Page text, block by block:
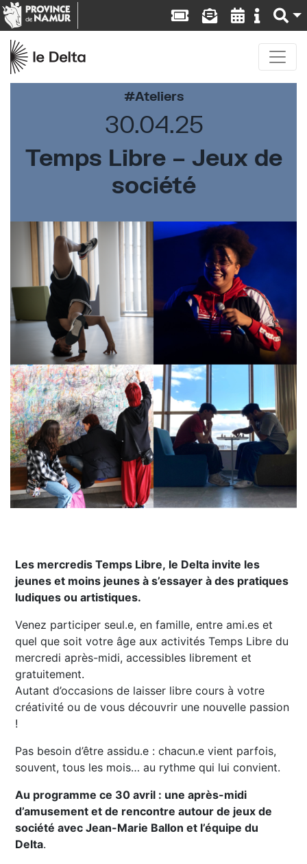
Ateliers
30.04.25
Temps Libre – Jeux de
société
Les mercredis Temps Libre, le Delta invite les
jeunes et moins jeunes à s’essayer à des pratiques
ludiques ou artistiques.
Venez participer seul.e, en famille, entre ami.es et
quel que soit votre âge aux activités Temps Libre du
mercredi après-midi, accessibles librement et
gratuitement.
Autant d’occasions de laisser libre cours à votre
créativité ou de vous découvrir une nouvelle passion
!
Pas besoin d’être assidu.e : chacun.e vient parfois,
souvent, tous les mois… au rythme qui lui convient.
Au programme ce 30 avril : une après-midi
d’amusement et de rencontre autour de jeux de
société avec Jean-Marie Ballon et l’équipe du
Delta.